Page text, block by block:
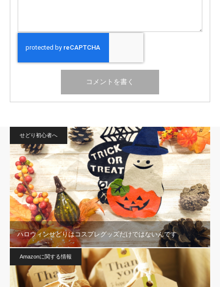
せどり初心者へ
ハロウィンせどりはコスプレグッズだけではないんです
Amazonに関する情報